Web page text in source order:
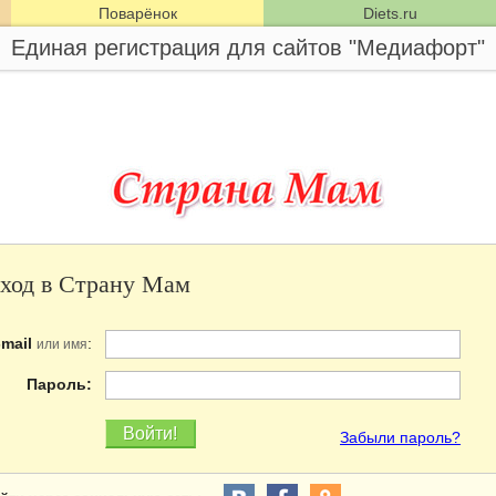
Поварёнок Diets.ru
Единая регистрация для сайтов "Медиафорт"
в Страну Мам
или имя:
Пароль:
Забыли пароль?